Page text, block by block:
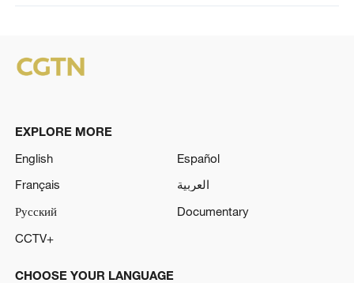
EXPLORE MORE
English
Español
Français
العربية
Русский
Documentary
CCTV+
CHOOSE YOUR LANGUAGE